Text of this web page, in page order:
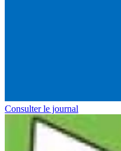
Consulter le journal